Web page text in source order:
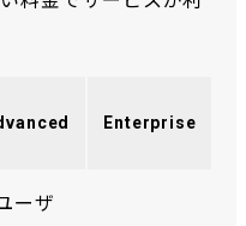
Enterprise
ーザ